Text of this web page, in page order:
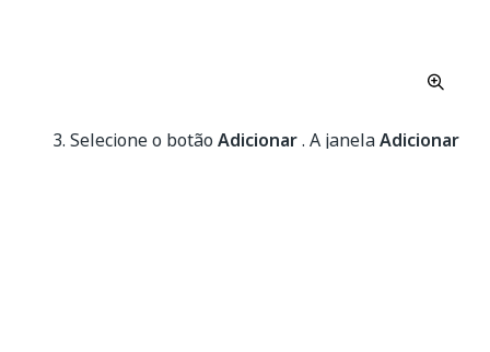
Selecione o botão Adicionar. A janelaAdicionar